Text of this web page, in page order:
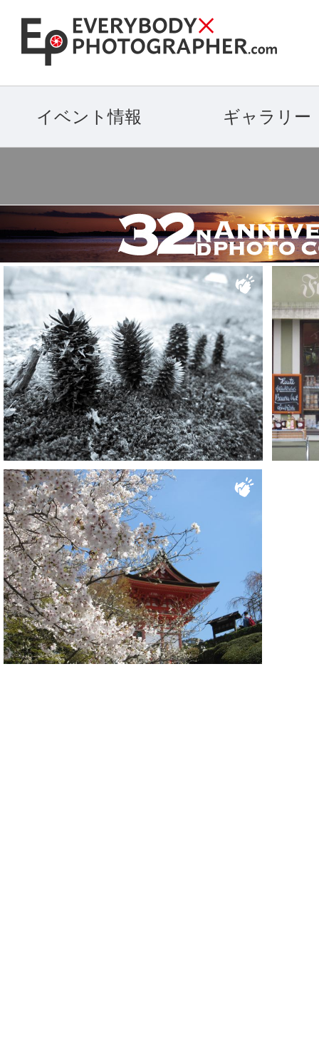
イベント情報 ギャラリー